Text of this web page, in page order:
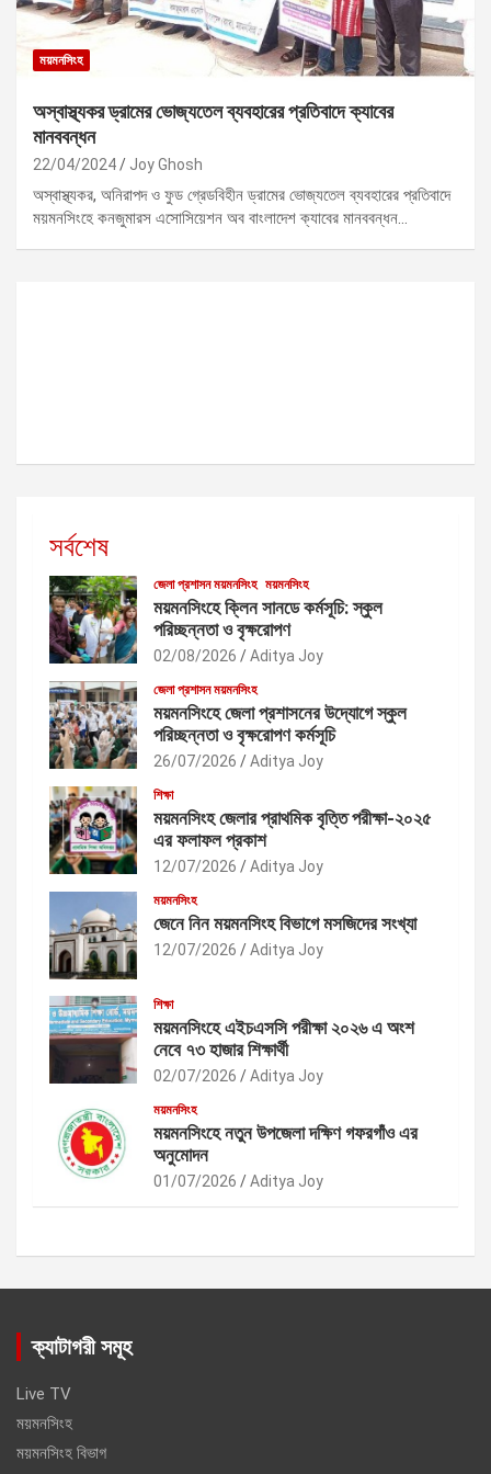
ময়মনসিংহ
অস্বাস্থ্যকর ড্রামের ভোজ্যতেল ব্যবহারের প্রতিবাদে ক্যাবের
মানববন্ধন
22/04/2024 Joy Ghosh
অস্বাস্থ্যকর, অনিরাপদ ও ফুড গ্রেডবিহীন ড্রামের ভোজ্যতেল ব্যবহারের প্রতিবাদে
ময়মনসিংহে কনজুমারস এসোসিয়েশন অব বাংলাদেশ ক্যাবের মানববন্ধন…
সর্বশেষ
জেলা প্রশাসন ময়মনসিংহ ময়মনসিংহ
ময়মনসিংহে ক্লিন সানডে কর্মসূচি: স্কুল
পরিচ্ছন্নতা ও বৃক্ষরোপণ
02/08/2026 Aditya Joy
জেলা প্রশাসন ময়মনসিংহ
ময়মনসিংহে জেলা প্রশাসনের উদ্যোগে স্কুল
পরিচ্ছন্নতা ও বৃক্ষরোপণ কর্মসূচি
26/07/2026 Aditya Joy
শিক্ষা
ময়মনসিংহ জেলার প্রাথমিক বৃত্তি পরীক্ষা-২০২৫
এর ফলাফল প্রকাশ
12/07/2026 Aditya Joy
ময়মনসিংহ
জেনে নিন ময়মনসিংহ বিভাগে মসজিদের সংখ্যা
12/07/2026 Aditya Joy
শিক্ষা
ময়মনসিংহে এইচএসসি পরীক্ষা ২০২৬ এ অংশ
নেবে ৭৩ হাজার শিক্ষার্থী
02/07/2026 Aditya Joy
ময়মনসিংহ
ময়মনসিংহে নতুন উপজেলা দক্ষিণ গফরগাঁও এর
অনুমোদন
01/07/2026 Aditya Joy
ক্যাটাগরী সমূহ
Live TV
ময়মনসিংহ
ময়মনসিংহ বিভাগ